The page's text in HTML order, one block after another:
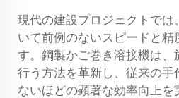
現代の建設プロジェクトでは
いて前例のないスピードと精
す。鋼製かご巻き溶接機は、
行う方法を革新し、従来の手
ないほどの顕著な効率向上